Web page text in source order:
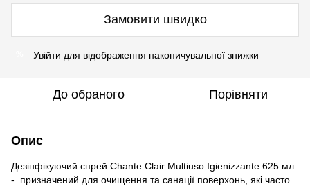
Замовити швидко
Увійти для відображення накопичувальної знижки
До обраного Порівняти
Опис
Дезінфікуючий спрей Chante Clair Multiuso Igienizzante 625 мл
- призначений для очищення та санації поверхонь, які часто